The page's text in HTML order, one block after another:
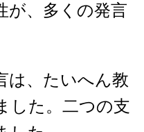
が、多くの発言
は、たいへん教
した。二つの支